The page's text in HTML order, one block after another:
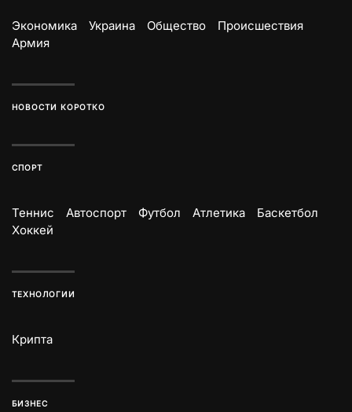
Экономика Украина Общество
Происшествия
Армия
НОВОСТИ КОРОТКО
СПОРТ
Теннис Автоспорт Футбол Атлетика
Баскетбол
Хоккей
ТЕХНОЛОГИИ
Крипта
БИЗНЕС